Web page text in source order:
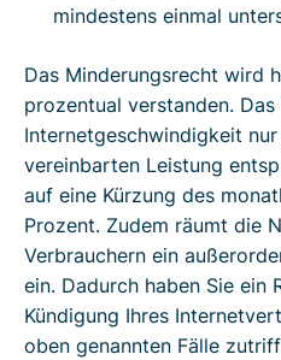
mindestens einmal
Das Minderungsrecht wird
prozentual verstanden.
Internetgeschwindigkeit
vereinbarten Leistung
auf eine Kürzung des
Prozent. Zudem räumt die
Verbrauchern ein
ein. Dadurch haben Sie ein
Kündigung Ihres
oben genannten Fälle